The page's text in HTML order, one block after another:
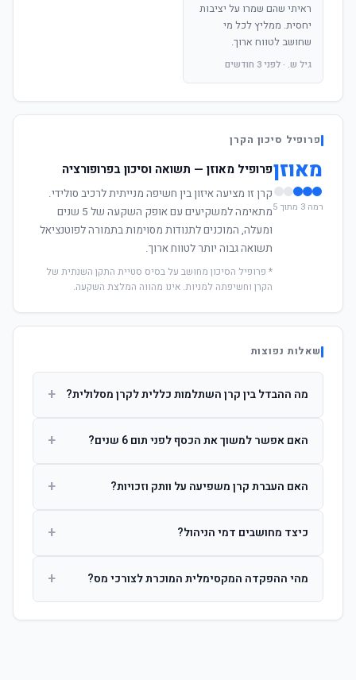
ראיתי שהם שמרו על יציבות
יחסית. ממליץ לכל מי
שחושב לטווח ארוך.
גיל ש. · לפני 3 חודשים
פרופיל סיכון הקרן
מאוזן
רמה 3 מתוך 5
פרופיל מאוזן — תשואה וסיכון בפרופורציה
קרן זו מציעה איזון בין חשיפה מנייתית לרכיב סולידי.
מתאימה למשקיעים עם אופק השקעה של 5 שנים
ומעלה, המוכנים לתנודות מסוימות בתמורה לפוטנציאל
תשואה גבוה יותר לטווח ארוך.
* פרופיל הסיכון מחושב על בסיס סטיית התקן השנתית של
הקרן וחשיפתה למניות. אינו מהווה המלצת השקעה.
שאלות נפוצות
מה ההבדל בין קרן השתלמות כללית לקרן מסלולית? +
ההשקעות. קרן מסלולית עוקבת אחרי מדד ספציפי ומאפשרת
האם אפשר למשוך את הכסף לפני תום 6 שנים? +
הרווחים. לאחר 6 שנים ניתן למשוך פטור ממס עד לתקרה
האם העברת קרן משפיעה על וותק וזכויות? +
החברות. הוותק ממשיך להיספר מיום ההפקדה הראשונה.
כיצד מחושבים דמי הניהול? +
ומתן על שיעורם בעת הצטרפות.
מהי ההפקדה המקסימלית המוכרת לצורכי מס? +